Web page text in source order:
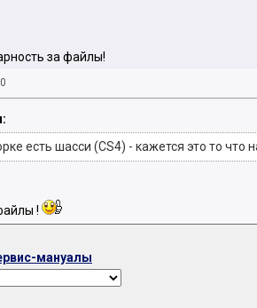
за файлы!
есть шасси (CS4) - кажется это то
!
мануалы